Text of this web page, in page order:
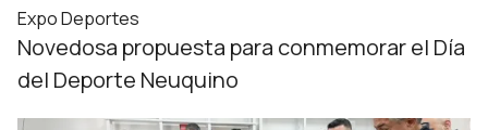
Expo Deportes
Novedosa propuesta para conmemorar el Día
del Deporte Neuquino